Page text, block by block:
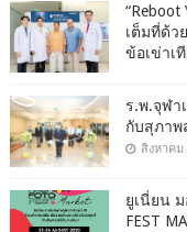
เต็มที่ด้ว
ข้อเข่าเ
ร.พ.จุฬา
กับสุภาพ
สิงหาคม
ยูเนี่ยน ม
FEST